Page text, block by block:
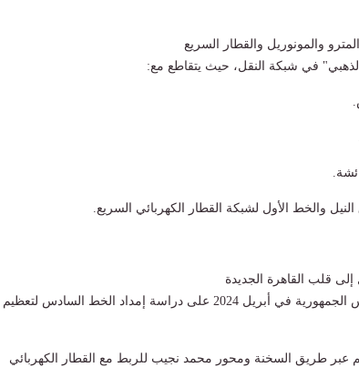
والمونوريل والقطار السريع
في شبكة النقل، حيث يتقاطع مع:
والخط الأول لشبكة القطار الكهربائي السريع.
إلى قلب القاهرة الجديدة
في خطوة استراتيجية، صدق رئيس الجمهورية في أبريل 2024 على دراسة إمداد الخط السادس لتعظيم
الجنوبي: امتداد بطول 17 كم عبر طريق السخنة ومحور محمد نجيب للربط مع القطار الكهربائي